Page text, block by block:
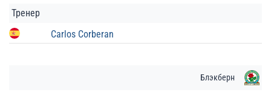
Тренер
Carlos Corberan
Блэкберн